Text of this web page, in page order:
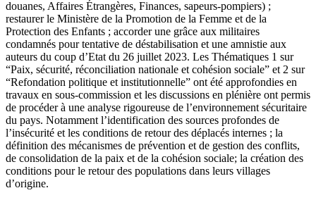
douanes, Affaires Étrangères, Finances, sapeurs-pompiers) ;
restaurer le Ministère de la Promotion de la Femme et de la
Protection des Enfants ; accorder une grâce aux militaires
condamnés pour tentative de déstabilisation et une amnistie aux
auteurs du coup d’Etat du 26 juillet 2023. Les Thématiques 1 sur
“Paix, sécurité, réconciliation nationale et cohésion sociale” et 2 sur
“Refondation politique et institutionnelle” ont été approfondies en
travaux en sous-commission et les discussions en plénière ont permis
de procéder à une analyse rigoureuse de l’environnement sécuritaire
du pays. Notamment l’identification des sources profondes de
l’insécurité et les conditions de retour des déplacés internes ; la
définition des mécanismes de prévention et de gestion des conflits,
de consolidation de la paix et de la cohésion sociale; la création des
conditions pour le retour des populations dans leurs villages
d’origine.